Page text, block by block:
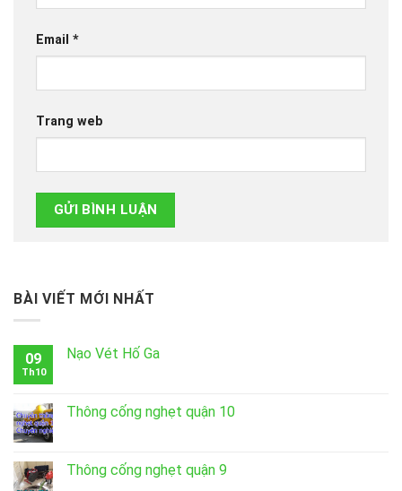
Email *
Trang web
BÀI VIẾT MỚI NHẤT
09
Th10
Nạo Vét Hố Ga
Thông cống nghẹt quận 10
Thông cống nghẹt quận 9